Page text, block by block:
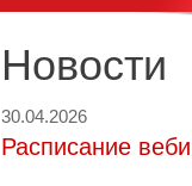
Новости
30.04.2026
Расписание